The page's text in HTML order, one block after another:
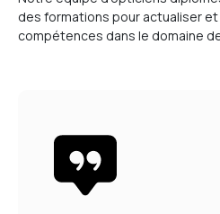
des formations pour actualiser
compétences dans le domaine